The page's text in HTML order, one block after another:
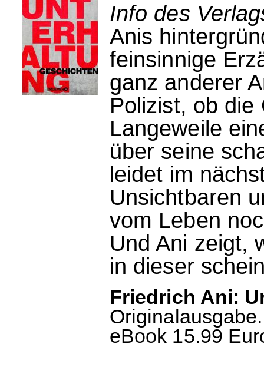
Info des
Anis
feinsinnige
ganz anderer
Polizist, ob die
Langeweile
über seine
leidet im
Unsichtbaren
vom Leben
Und Ani zeigt,
in dieser
Friedrich Ani:
eBook 15.99